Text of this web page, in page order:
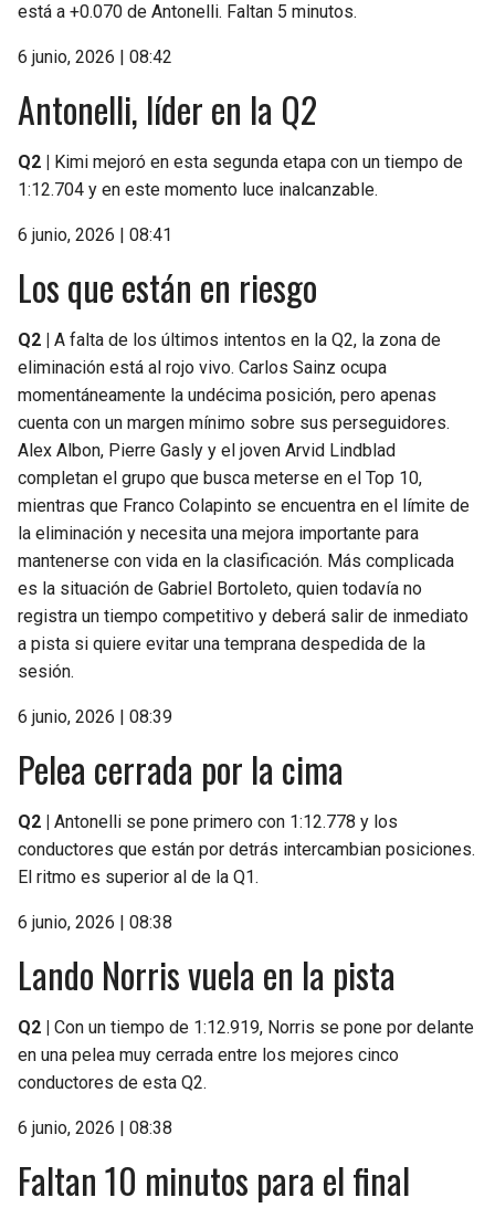
está a +0.070 de Antonelli. Faltan 5 minutos.
6 junio, 2026 | 08:42
Antonelli, líder en la Q2
Q2 |
Kimi mejoró en esta segunda etapa con un tiempo de
1:12.704 y en este momento luce inalcanzable.
6 junio, 2026 | 08:41
Los que están en riesgo
Q2 |
A falta de los últimos intentos en la Q2, la zona de
eliminación está al rojo vivo. Carlos Sainz ocupa
momentáneamente la undécima posición, pero apenas
cuenta con un margen mínimo sobre sus perseguidores.
Alex Albon, Pierre Gasly y el joven Arvid Lindblad
completan el grupo que busca meterse en el Top 10,
mientras que Franco Colapinto se encuentra en el límite de
la eliminación y necesita una mejora importante para
mantenerse con vida en la clasificación. Más complicada
es la situación de Gabriel Bortoleto, quien todavía no
registra un tiempo competitivo y deberá salir de inmediato
a pista si quiere evitar una temprana despedida de la
sesión.
6 junio, 2026 | 08:39
Pelea cerrada por la cima
Q2 |
Antonelli se pone primero con 1:12.778 y los
conductores que están por detrás intercambian posiciones.
El ritmo es superior al de la Q1.
6 junio, 2026 | 08:38
Lando Norris vuela en la pista
Q2 |
Con un tiempo de 1:12.919, Norris se pone por delante
en una pelea muy cerrada entre los mejores cinco
conductores de esta Q2.
6 junio, 2026 | 08:38
Faltan 10 minutos para el final